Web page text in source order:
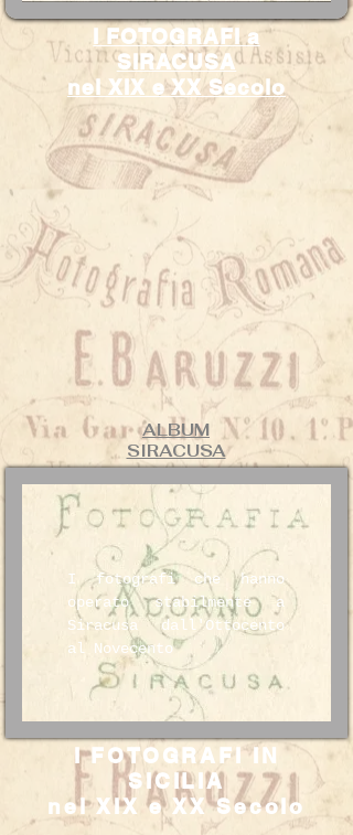
I FOTOGRAFI a
SIRACUSA
nel XIX e XX Secolo
ALBUM
SIRACUSA
I fotografi che hanno
operato stabilmente a
Siracusa dall'Ottocento
al Novecento
I FOTOGRAFI IN
SICILIA
nel XIX e XX Secolo